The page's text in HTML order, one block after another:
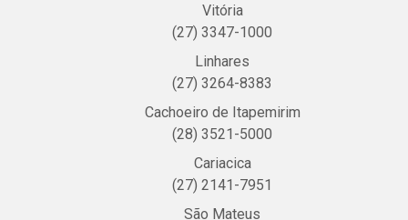
Vitória
(27) 3347-1000
Linhares
(27) 3264-8383
Cachoeiro de Itapemirim
(28) 3521-5000
Cariacica
(27) 2141-7951
São Mateus